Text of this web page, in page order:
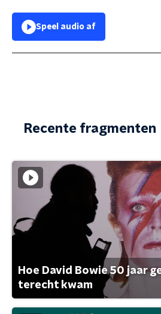
Speel audio af
Recente fragmenten
Hoe David Bowie 50 jaar
terecht kwam